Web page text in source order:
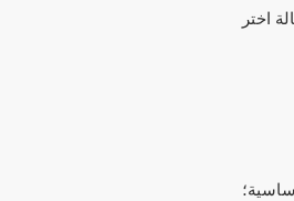
اختر